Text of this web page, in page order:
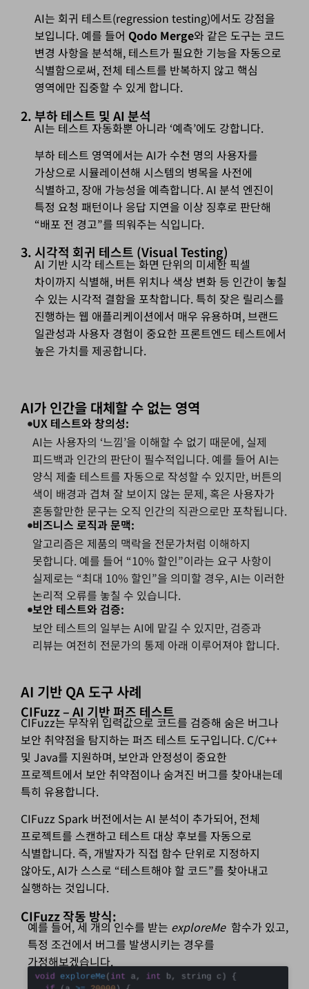
AI는 회귀 테스트(regression testing)에서도 강점을
보입니다. 예를 들어 Qodo Merge와 같은 도구는 코드
변경 사항을 분석해, 테스트가 필요한 기능을 자동으로
식별함으로써, 전체 테스트를 반복하지 않고 핵심
영역에만 집중할 수 있게 합니다.
2. 부하 테스트 및 AI 분석
AI는 테스트 자동화뿐 아니라 ‘예측’에도 강합니다.
부하 테스트 영역에서는 AI가 수천 명의 사용자를
가상으로 시뮬레이션해 시스템의 병목을 사전에
식별하고, 장애 가능성을 예측합니다. AI 분석 엔진이
특정 요청 패턴이나 응답 지연을 이상 징후로 판단해
“배포 전 경고”를 띄워주는 식입니다.
3. 시각적 회귀 테스트 (Visual Testing)
AI 기반 시각 테스트는 화면 단위의 미세한 픽셀
차이까지 식별해, 버튼 위치나 색상 변화 등 인간이 놓칠
수 있는 시각적 결함을 포착합니다. 특히 잦은 릴리스를
진행하는 웹 애플리케이션에서 매우 유용하며, 브랜드
일관성과 사용자 경험이 중요한 프론트엔드 테스트에서
높은 가치를 제공합니다.
AI가 인간을 대체할 수 없는 영역
UX 테스트와 창의성:
AI는 사용자의 ‘느낌’을 이해할 수 없기 때문에, 실제
피드백과 인간의 판단이 필수적입니다. 예를 들어 AI는
양식 제출 테스트를 자동으로 작성할 수 있지만, 버튼의
색이 배경과 겹쳐 잘 보이지 않는 문제, 혹은 사용자가
혼동할만한 문구는 오직 인간의 직관으로만 포착됩니다.
비즈니스 로직과 문맥:
알고리즘은 제품의 맥락을 전문가처럼 이해하지
못합니다. 예를 들어 “10% 할인”이라는 요구 사항이
실제로는 “최대 10% 할인”을 의미할 경우, AI는 이러한
논리적 오류를 놓칠 수 있습니다.
보안 테스트와 검증:
보안 테스트의 일부는 AI에 맡길 수 있지만, 검증과
리뷰는 여전히 전문가의 통제 아래 이루어져야 합니다.
AI 기반 QA 도구 사례
CIFuzz – AI 기반 퍼즈 테스트
CIFuzz는 무작위 입력값으로 코드를 검증해 숨은 버그나
보안 취약점을 탐지하는 퍼즈 테스트 도구입니다. C/C++
및 Java를 지원하며, 보안과 안정성이 중요한
프로젝트에서 보안 취약점이나 숨겨진 버그를 찾아내는데
특히 유용합니다.
CIFuzz Spark 버전에서는 AI 분석이 추가되어, 전체
프로젝트를 스캔하고 테스트 대상 후보를 자동으로
식별합니다. 즉, 개발자가 직접 함수 단위로 지정하지
않아도, AI가 스스로 “테스트해야 할 코드”를 찾아내고
실행하는 것입니다.
CIFuzz 작동 방식:
예를 들어, 세 개의 인수를 받는 exploreMe함수가 있고,
특정 조건에서 버그를 발생시키는 경우를
가정해보겠습니다.